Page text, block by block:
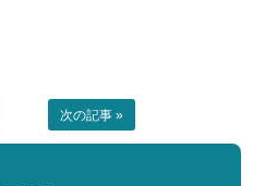
次の記事 »